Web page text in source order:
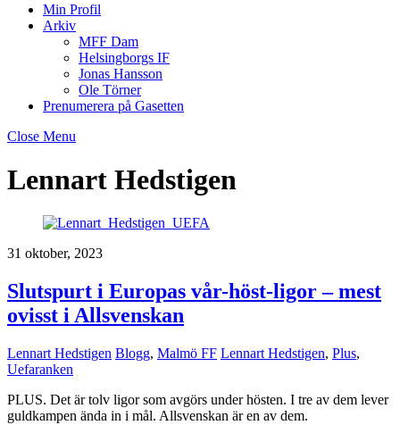
Min Profil
Arkiv
MFF Dam
Helsingborgs IF
Jonas Hansson
Ole Törner
Prenumerera på Gasetten
Close Menu
Lennart Hedstigen
31 oktober, 2023
Slutspurt i Europas vår-höst-ligor – mest
ovisst i Allsvenskan
Lennart Hedstigen Blogg, Malmö FF Lennart Hedstigen, Plus,
Uefaranken
PLUS. Det är tolv ligor som avgörs under hösten. I tre av dem lever
guldkampen ända in i mål. Allsvenskan är en av dem.